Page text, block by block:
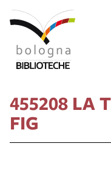
455208 LA
FIG